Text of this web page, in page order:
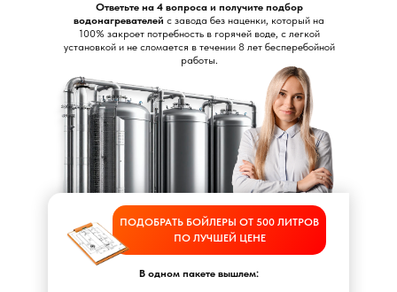
Ответьте на 4 вопроса и получите подбор
водонагревателей с завода без наценки, который на
100% закроет потребность в горячей воде, с легкой
установкой и не сломается в течении 8 лет бесперебойной
работы.
В одном пакете вышлем:
ПОДОБРАТЬ БОЙЛЕРЫ ОТ 500 ЛИТРОВ
ПО ЛУЧШЕЙ ЦЕНЕ